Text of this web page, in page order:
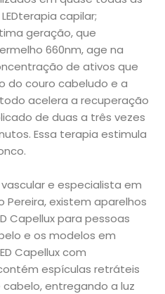
capilar;
geração, que
660nm, age na
de ativos que
do couro cabeludo e a
acelera a recuperação
de duas a três vezes
Essa terapia estimula
e especialista em
Pereira, existem aparelhos
Capellux para pessoas
e os modelos em
Capellux com
espículas retráteis
entregando a luz